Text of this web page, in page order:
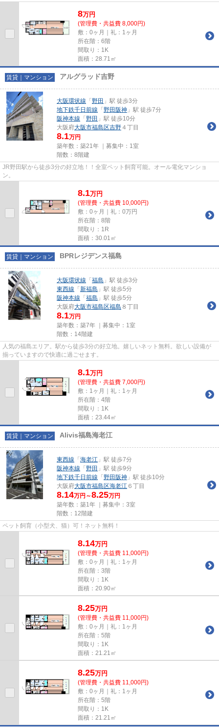
8万円
(管理費・共益費 8,000円)
敷：0ヶ月｜礼：1ヶ月
所在階：6階
間取り：1K
面積：28.71㎡
賃貸｜マンション アルグラッド吉野
大阪環状線 「 野田 」駅 徒歩3分
地下鉄千日前線 「 野田阪神 」駅 徒歩7分
阪神本線 「 野田 」駅 徒歩10分
大阪府大阪市福島区吉野 ４丁目
8.1万円
築年数：築21年 ｜募集中： 1室
階数：8階建
JR野田駅から徒歩3分の好立地！！全室ペット飼育可能。オール電化マンショ
ン。
8.1万円
(管理費・共益費 10,000円)
敷：0ヶ月｜礼：0万円
所在階：8階
間取り：1R
面積：30.01㎡
賃貸｜マンション BPRレジデンス福島
大阪環状線 「 福島 」駅 徒歩3分
東西線 「 新福島 」駅 徒歩5分
阪神本線 「 福島 」駅 徒歩5分
大阪府大阪市福島区福島 ８丁目
8.1万円
築年数：築7年 ｜募集中： 1室
階数：14階建
人気の福島エリア。駅から徒歩3分の好立地。嬉しいネット無料。欲しい設備が
揃っていますので快適に過ごせます。
8.1万円
(管理費・共益費 7,000円)
敷：1ヶ月｜礼：1ヶ月
所在階：4階
間取り：1K
面積：23.44㎡
賃貸｜マンション Alivis福島海老江
東西線 「 海老江 」駅 徒歩7分
阪神本線 「 野田 」駅 徒歩9分
地下鉄千日前線 「 野田阪神 」駅 徒歩10分
大阪府大阪市福島区海老江 ６丁目
8.14万円～8.25万円
築年数：築1年 ｜募集中： 3室
階数：12階建
ペット飼育（小型犬、猫）可！ネット無料！
8.14万円
(管理費・共益費 11,000円)
敷：0ヶ月｜礼：1ヶ月
所在階：3階
間取り：1K
面積：20.90㎡
8.25万円
(管理費・共益費 11,000円)
敷：0ヶ月｜礼：1ヶ月
所在階：5階
間取り：1K
面積：21.21㎡
8.25万円
(管理費・共益費 11,000円)
敷：0ヶ月｜礼：1ヶ月
所在階：5階
間取り：1K
面積：21.21㎡